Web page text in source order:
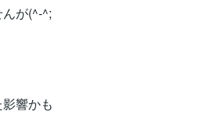
が(^-^;
響かも